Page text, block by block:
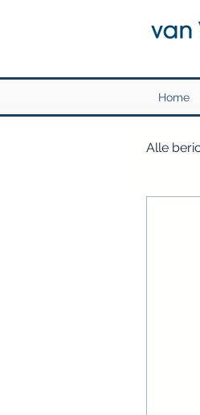
Home
Alle